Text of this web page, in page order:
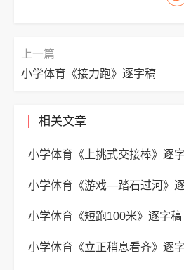
上一篇
小学体育《接力跑》逐字稿
相关文章
小学体育《上挑式交接棒》逐
小学体育《游戏—踏石过河》
小学体育《短跑100米》逐字稿
小学体育《立正稍息看齐》逐